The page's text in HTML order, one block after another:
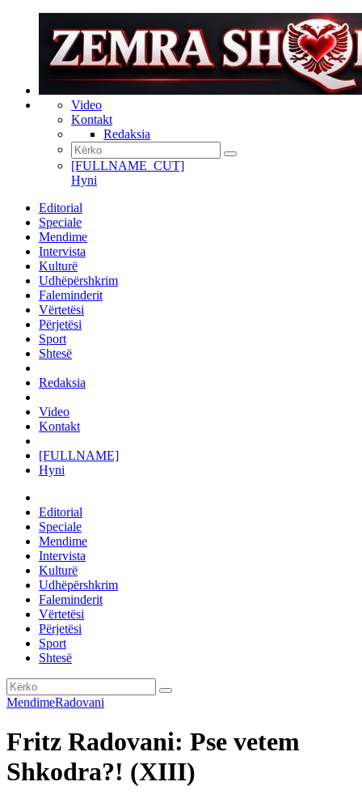
Video
Kontakt
Redaksia
[FULLNAME_CUT]
Hyni
Editorial
Speciale
Mendime
Intervista
Kulturë
Udhëpërshkrim
Faleminderit
Vërtetësi
Përjetësi
Sport
Shtesë
Redaksia
Video
Kontakt
[FULLNAME]
Hyni
Editorial
Speciale
Mendime
Intervista
Kulturë
Udhëpërshkrim
Faleminderit
Vërtetësi
Përjetësi
Sport
Shtesë
MendimeRadovani
Fritz Radovani: Pse vetem
Shkodra?! (XIII)